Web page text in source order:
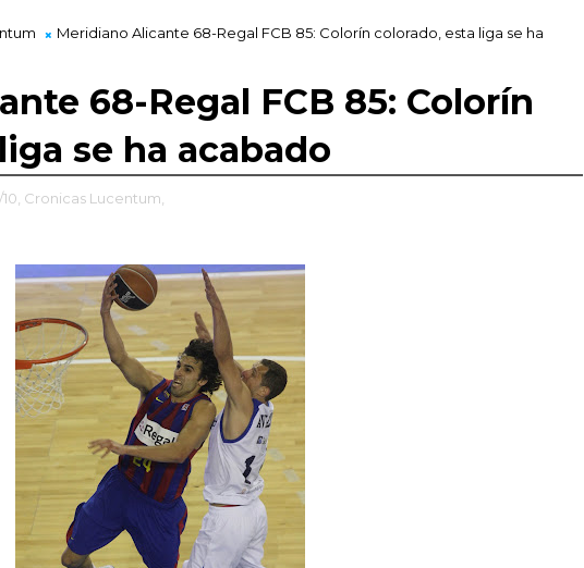
Meridiano Alicante 68-Regal FCB 85: Colorín colorado, esta liga se ha
68-Regal FCB 85: Colorín
se ha acabado
Cronicas Lucentum,